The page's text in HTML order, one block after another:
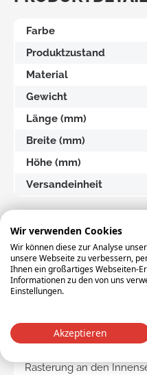
Farbe
Produktzustand
Material
Gewicht
Länge (mm)
Breite (mm)
Höhe (mm)
Versandeinheit
Eurobehälter DC-MLT
Für die
Außenmaße: 1000 x 600 x
Nützliche Innenhöhe:
Geschlossener Boden,
Rasterung an den
Wir verwenden Cookies
Wir können diese zur Analyse
unsere Webseite zu verbessern,
Ihnen ein großartiges Webseiten-
Informationen zu den von uns
Einstellungen.
Akzeptieren